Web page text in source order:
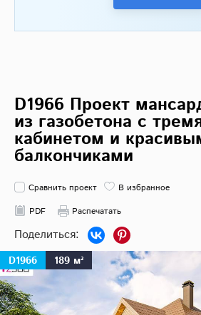
D1966 Проект
из газобетона с
кабинетом и
балкончиками
Сравнить проект
В избранное
PDF
Распечатать
D1966 189 м²